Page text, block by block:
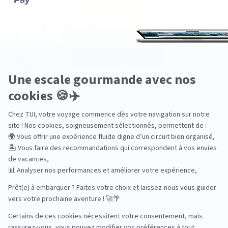
Pourquoi choisir TUI ?
TUI, acteur du
tourisme durable
Des hôtels choisis